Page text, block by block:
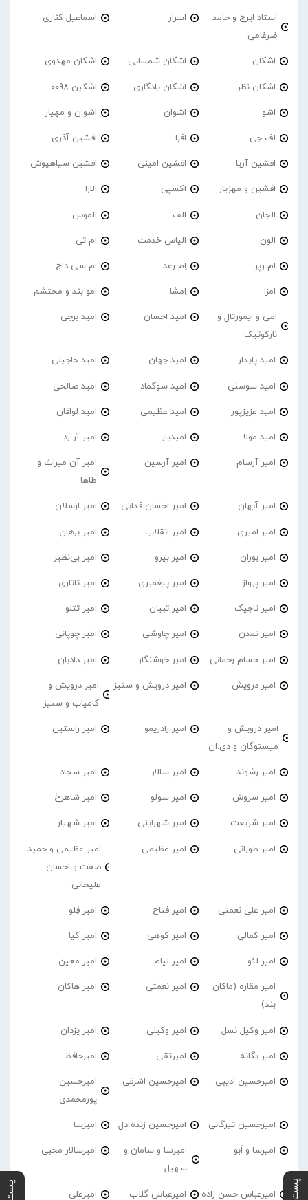
استاد ایرج و حامد
ضرغامی
اسرار اسماعیل کناری
اشکان اشکان شمسایی اشکان مهدوی
اشکان نظر اشکان یادگاری اشکین 0098
اشو اشوان اشوان و مهیار
اف جی افرا افشین آذری
افشین آریا افشین امینی افشین سیاهپوش
افشین و مهزیار اکسپی الارا
الجان الف الموس
الون الیاس خدمت ام تی
ام رپر اِم رعد ام سی داج
امزا اِمشا امو بند و محتشم
امی و ایمورتال و
نارکوتیک
امید احسان امید برجی
امید پایدار امید جهان امید حاجیلی
امید سوسنی امید سوگماد امید صالحی
امید عزیزپور امید عظیمی امید لوافان
امید مولا امیدیار امیر آر زد
امیر آرسام امیر آرسین
امیر آن میراث و
طاها
امیر آیهان امیر احسان فدایی امیر ارسلان
امیر امیری امیر انقلاب امیر برهان
امیر‌ بوران امیر بیرو امیر بی‌نظیر
امیر پرواز امیر پیغمبری امیر تاتاری
امیر تاجیک امیر تبیان امیر تتلو
امیر تمدن امیر چاوشی امیر چوپانی
امیر حسام رحمانی امیر خوشنگار امیر دادبان
امیر درویش امیر درویش و ستیز
امیر درویش و
کامیاب و ستیز
امیر درویش و
میستوگان و دی.ان
امیر رادریمو امیر راستین
امیر رشوند امیر سالار امیر سجاد
امیر سروش امیر سولو امیر شاهرخ
امیر شریعت امیر شهراینی امیر شهیار
امیر طورانی امیر عظیمی
امیر عظیمی و حمید
صفت و احسان
علیخانی
امیر علی نعمتی امیر فتاح امیر فِلو
امیر کمالی امیر کوهی امیر کیا
امیر لئو امیر لیام امیر معین
امیر مقاره (ماکان
بند)
امیر نعمتی امیر هاکان
امیر وکیل نسل امیر وکیلی امیر یزدان
امیر یگانه امیرتقی امیرحافظ
امیرحسین ادیبی امیرحسین اشرفی
امیرحسین
پورمحمدی
امیرحسین تیرگانی امیرحسین زنده دل امیرسا
امیرسا و اَبو
امیرسا و سامان و
سهیل
امیرسالار محبی
امیرعباس حسن زاده امیرعباس گلاب امیرعلی